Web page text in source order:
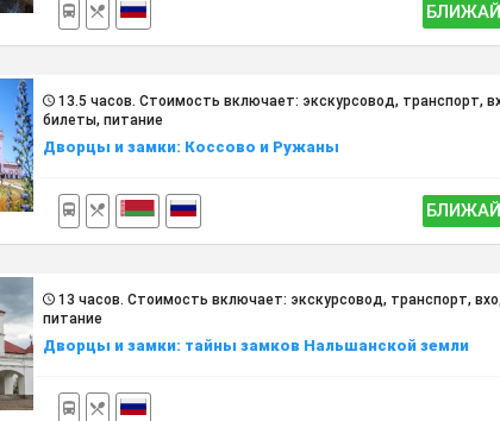
13.5 часов. Cтоимость включает: экскурсовод, транспорт,
билеты, питание
Дворцы и замки: Коссово и Ружаны
13 часов. Cтоимость включает: экскурсовод, транспорт,
питание
Дворцы и замки: тайны замков Нальшанской земли